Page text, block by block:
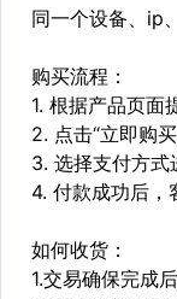
同一个设备、ip
购买流程：
1. 根据产品页面
2. 点击“立即购
3. 选择支付方式
4. 付款成功后，
如何收货：
1.交易确保完成